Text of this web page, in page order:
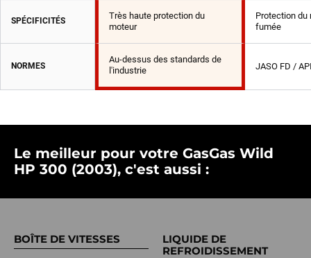
SPÉCIFICITÉS
Très haute protection du
moteur
Protection du
fumée
NORMES
Au-dessus des standards de
l'industrie
JASO FD /
Le meilleur pour votre GasGas Wild
HP 300 (2003), c'est aussi :
BOÎTE DE VITESSES
LIQUIDE DE
REFROIDISSEMENT